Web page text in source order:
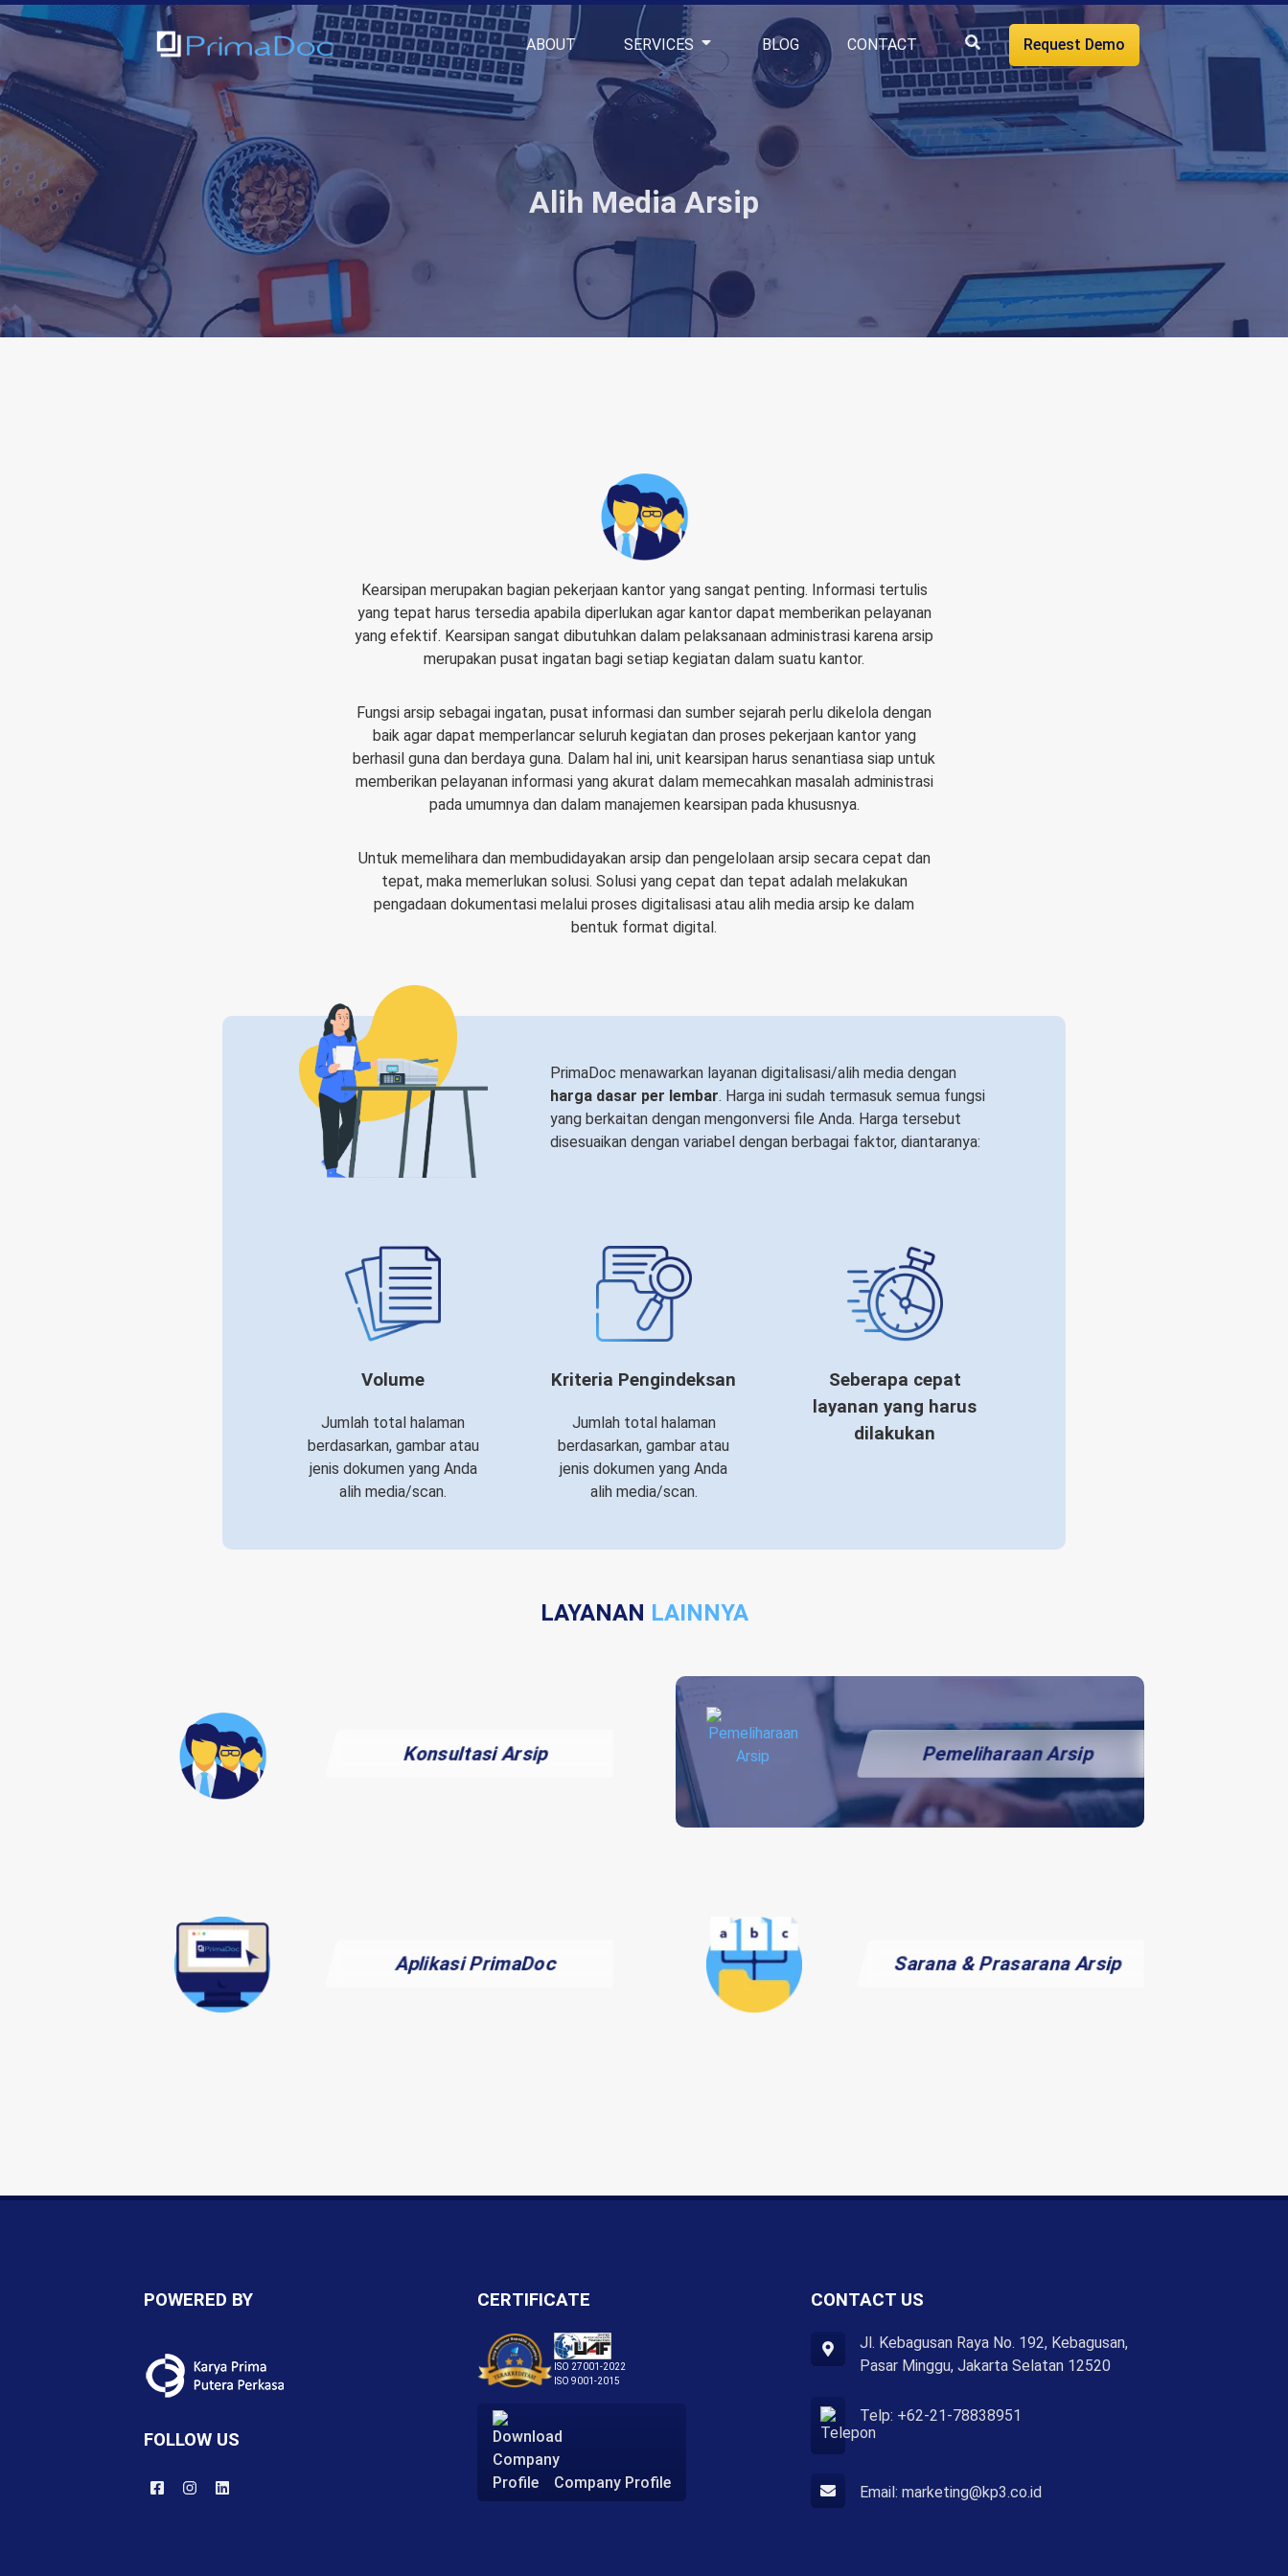
ABOUT SERVICES BLOG CONTACT Request Demo
Alih Media Arsip
Kearsipan merupakan bagian pekerjaan kantor yang sangat penting. Informasi tertulis
yang tepat harus tersedia apabila diperlukan agar kantor dapat memberikan pelayanan
yang efektif. Kearsipan sangat dibutuhkan dalam pelaksanaan administrasi karena arsip
merupakan pusat ingatan bagi setiap kegiatan dalam suatu kantor.
Fungsi arsip sebagai ingatan, pusat informasi dan sumber sejarah perlu dikelola dengan
baik agar dapat memperlancar seluruh kegiatan dan proses pekerjaan kantor yang
berhasil guna dan berdaya guna. Dalam hal ini, unit kearsipan harus senantiasa siap untuk
memberikan pelayanan informasi yang akurat dalam memecahkan masalah administrasi
pada umumnya dan dalam manajemen kearsipan pada khususnya.
Untuk memelihara dan membudidayakan arsip dan pengelolaan arsip secara cepat dan
tepat, maka memerlukan solusi. Solusi yang cepat dan tepat adalah melakukan
pengadaan dokumentasi melalui proses digitalisasi atau alih media arsip ke dalam
bentuk format digital.
PrimaDoc menawarkan layanan digitalisasi/alih media dengan
harga dasar per lembar. Harga ini sudah termasuk semua fungsi
yang berkaitan dengan mengonversi file Anda. Harga tersebut
disesuaikan dengan variabel dengan berbagai faktor, diantaranya:
Volume
Jumlah total halaman
berdasarkan, gambar atau
jenis dokumen yang Anda
alih media/scan.
Kriteria Pengindeksan
Jumlah total halaman
berdasarkan, gambar atau
jenis dokumen yang Anda
alih media/scan.
Seberapa cepat
layanan yang harus
dilakukan
LAYANAN LAINNYA
Konsultasi Arsip Pemeliharaan Arsip
Aplikasi PrimaDoc Sarana & Prasarana Arsip
POWERED BY
FOLLOW US
CERTIFICATE
ISO 27001-2022
ISO 9001-2015
Company Profile
CONTACT US
Jl. Kebagusan Raya No. 192, Kebagusan,
Pasar Minggu, Jakarta Selatan 12520
Telp: +62-21-78838951
Email: marketing@kp3.co.id